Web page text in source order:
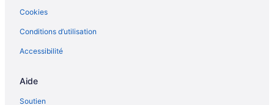
Cookies
Conditions d’utilisation
Accessibilité
Aide
Soutien